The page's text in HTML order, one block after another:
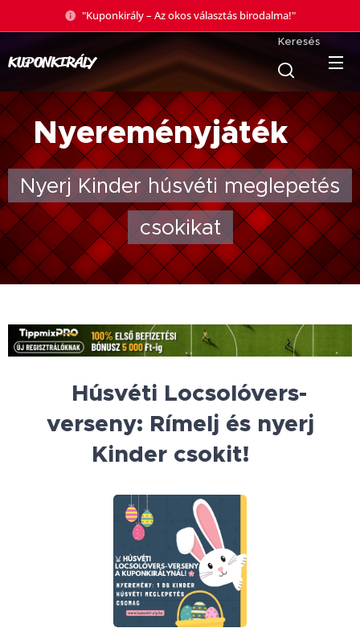
"Kuponkirály – Az okos választás birodalma!"
KUPONKIRÁLY
Keresés
Nyereményjáték🎁
Nyerj Kinder húsvéti meglepetés
csokikat
Húsvéti Locsolóvers-
verseny: Rímelj és nyerj
Kinder csokit!